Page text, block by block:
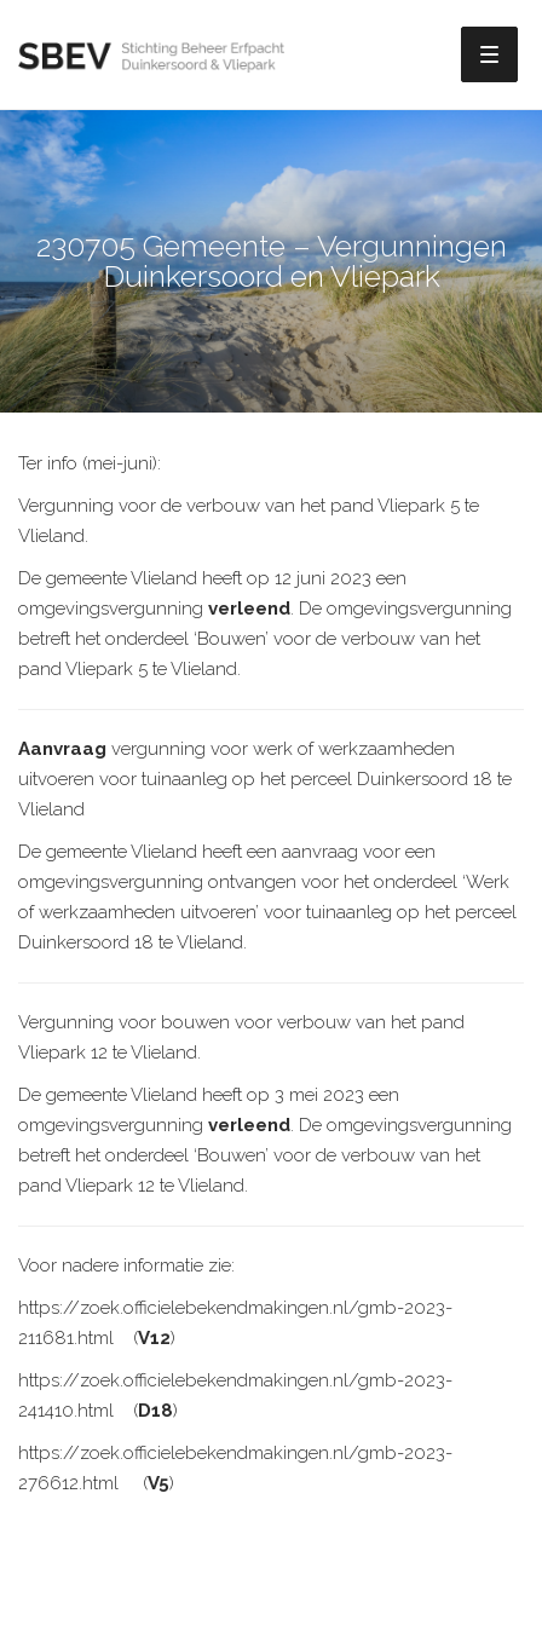
230705 Gemeente – Vergunningen
Duinkersoord en Vliepark
Ter info (mei-juni):
Vergunning voor de verbouw van het pand Vliepark 5 te
Vlieland.
De gemeente Vlieland heeft op 12 juni 2023 een
omgevingsvergunning verleend. De omgevingsvergunning
betreft het onderdeel ‘Bouwen’ voor de verbouw van het
pand Vliepark 5 te Vlieland.
Aanvraag vergunning voor werk of werkzaamheden
uitvoeren voor tuinaanleg op het perceel Duinkersoord 18 te
Vlieland
De gemeente Vlieland heeft een aanvraag voor een
omgevingsvergunning ontvangen voor het onderdeel ‘Werk
of werkzaamheden uitvoeren’ voor tuinaanleg op het perceel
Duinkersoord 18 te Vlieland.
Vergunning voor bouwen voor verbouw van het pand
Vliepark 12 te Vlieland.
De gemeente Vlieland heeft op 3 mei 2023 een
omgevingsvergunning verleend. De omgevingsvergunning
betreft het onderdeel ‘Bouwen’ voor de verbouw van het
pand Vliepark 12 te Vlieland.
Voor nadere informatie zie:
https://zoek.officielebekendmakingen.nl/gmb-2023-
211681.html (V12)
https://zoek.officielebekendmakingen.nl/gmb-2023-
241410.html (D18)
https://zoek.officielebekendmakingen.nl/gmb-2023-
276612.html (V5)